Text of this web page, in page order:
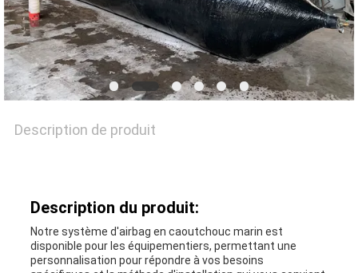
NOUVELLES
CAS
SITE
Description de produit
Description du produit:
Notre système d'airbag en caoutchouc marin est
disponible pour les équipementiers, permettant une
personnalisation pour répondre à vos besoins